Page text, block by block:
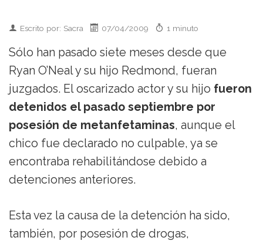
Escrito por: Sacra 07/04/2009 1 minuto
Sólo han pasado siete meses desde que
Ryan O’Neal y su hijo Redmond, fueran
juzgados. El oscarizado actor y su hijo fueron
detenidos el pasado septiembre por
posesión de metanfetaminas, aunque el
chico fue declarado no culpable, ya se
encontraba rehabilitándose debido a
detenciones anteriores.
Esta vez la causa de la detención ha sido,
también, por posesión de drogas,